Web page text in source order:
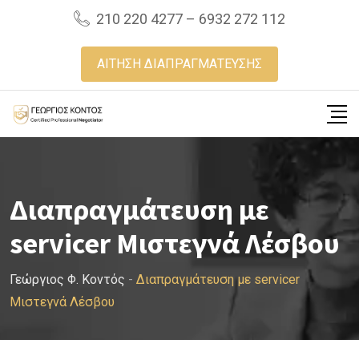
210 220 4277 – 6932 272 112
ΑΙΤΗΣΗ ΔΙΑΠΡΑΓΜΑΤΕΥΣΗΣ
Διαπραγμάτευση με
servicer Μιστεγνά Λέσβου
Γεώργιος Φ. Κοντός - Διαπραγμάτευση με servicer
Μιστεγνά Λέσβου